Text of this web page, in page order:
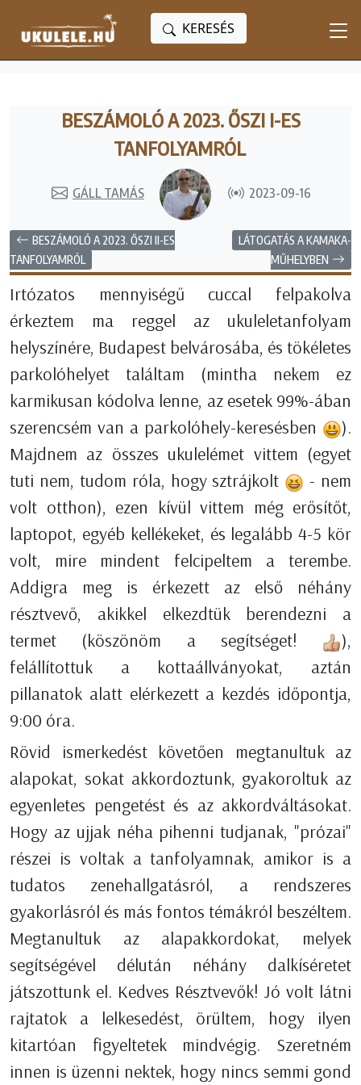
KERESÉS
BESZÁMOLÓ A 2023. ŐSZI I-ES
TANFOLYAMRÓL
GÁLL TAMÁS 2023-09-16
BESZÁMOLÓ A 2023. ŐSZI II-ES
TANFOLYAMRÓL
LÁTOGATÁS A KAMAKA-
MŰHELYBEN
Irtózatos mennyiségű cuccal felpakolva
érkeztem ma reggel az ukuleletanfolyam
helyszínére, Budapest belvárosába, és tökéletes
parkolóhelyet találtam (mintha nekem ez
karmikusan kódolva lenne, az esetek 99%-ában
szerencsém van a parkolóhely-keresésben
).
Majdnem az összes ukulelémet vittem (egyet
tuti nem, tudom róla, hogy sztrájkolt
- nem
volt otthon), ezen kívül vittem még erősítőt,
laptopot, egyéb kellékeket, és legalább 4-5 kör
volt, mire mindent felcipeltem a terembe.
Addigra meg is érkezett az első néhány
résztvevő, akikkel elkezdtük berendezni a
termet (köszönöm a segítséget!
),
felállítottuk a kottaállványokat, aztán
pillanatok alatt elérkezett a kezdés időpontja,
9:00 óra.
Rövid ismerkedést követően megtanultuk az
alapokat, sokat akkordoztunk, gyakoroltuk az
egyenletes pengetést és az akkordváltásokat.
Hogy az ujjak néha pihenni tudjanak, "prózai"
részei is voltak a tanfolyamnak, amikor is a
tudatos zenehallgatásról, a rendszeres
gyakorlásról és más fontos témákról beszéltem.
Megtanultuk az alapakkordokat, melyek
segítségével délután néhány dalkíséretet
játszottunk el. Kedves Résztvevők! Jó volt látni
rajtatok a lelkesedést, örültem, hogy ilyen
kitartóan figyeltetek mindvégig. Szeretném
innen is üzenni nektek, hogy nincs semmi gond